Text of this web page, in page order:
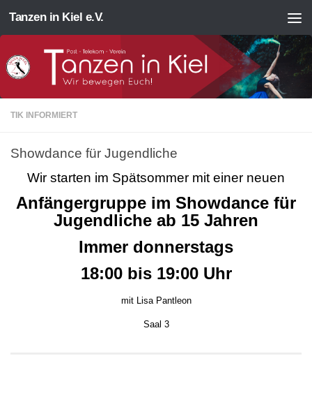
Zum Inhalt springen
Tanzen in Kiel e.V.
TIK INFORMIERT
Showdance für Jugendliche
Wir starten im Spätsommer mit einer neuen
Anfängergruppe im Showdance für
Jugendliche ab 15 Jahren
Immer donnerstags
18:00 bis 19:00 Uhr
mit Lisa Pantleon
Saal 3